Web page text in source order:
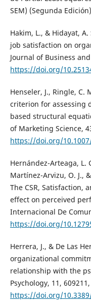
SEM) (Segunda
Hakim, L., & Hidayat,
job satisfaction on
Journal of Business
https://doi.org/
Henseler, J., Ringle, C.
criterion for assessing
based structural
of Marketing Science,
https://doi.org/
Hernández-Arteaga, L.
Martínez-Arvizu, O. J.,
The CSR, Satisfaction,
effect on perceived
Internacional De
https://doi.org/
Herrera, J., & De Las
organizational
relationship with the
Psychology, 11,
https://doi.org/